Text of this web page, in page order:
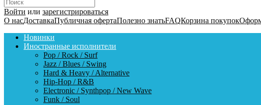
Войти или зарегистрироваться
О насДоставкаПубличная офертаПолезно знатьFAQКорзина покупок
Новинки
Иностранные исполнители
Pop / Rock / Surf
Jazz / Blues / Swing
Hard & Heavy / Alternative
Hip-Hop / R&B
Electronic / Synthpop / New Wave
Funk / Soul